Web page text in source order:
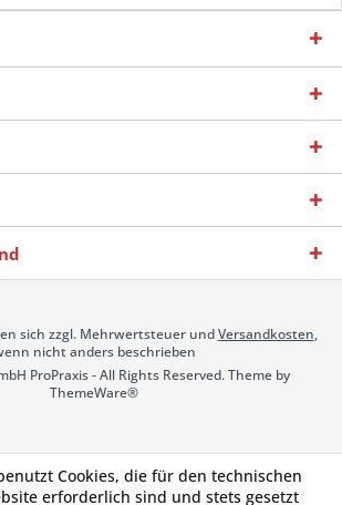
sich zzgl. Mehrwertsteuer undVersandkosten,
nicht anders beschrieben
ProPraxis - All Rights Reserved. Theme by
ThemeWare®
Cookies, die für den technischen
erforderlich sind und stets gesetzt